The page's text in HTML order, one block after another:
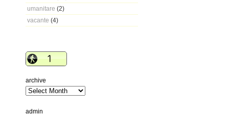
umanitare (2)
vacante (4)
archive
admin